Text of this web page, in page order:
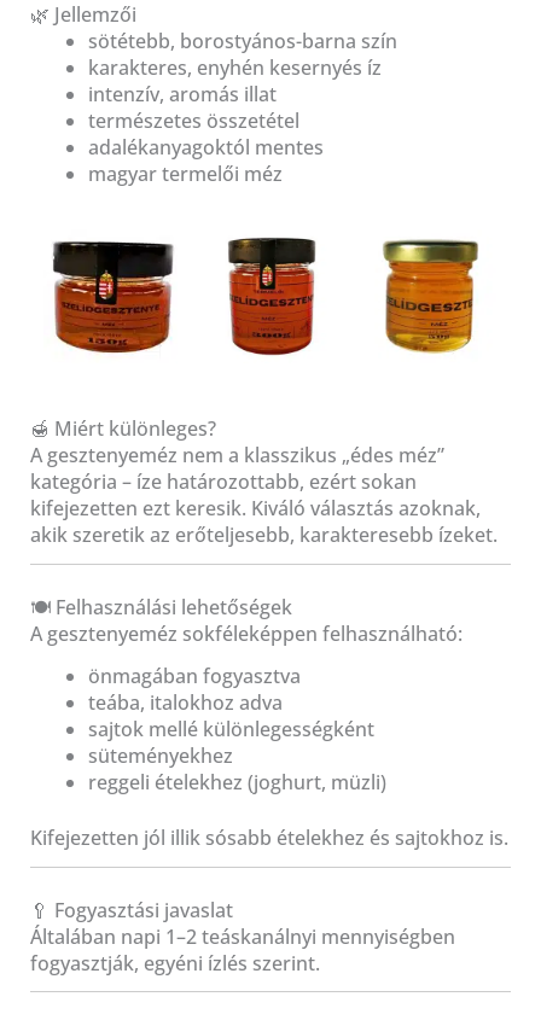
🌿 Jellemzői
sötétebb, borostyános-barna szín
karakteres, enyhén kesernyés íz
intenzív, aromás illat
természetes összetétel
adalékanyagoktól mentes
magyar termelői méz
🍯 Miért különleges?
A gesztenyeméz nem a klasszikus „édes méz”
kategória – íze határozottabb, ezért sokan
kifejezetten ezt keresik. Kiváló választás azoknak,
akik szeretik az erőteljesebb, karakteresebb ízeket.
🍽️ Felhasználási lehetőségek
A gesztenyeméz sokféleképpen felhasználható:
önmagában fogyasztva
teába, italokhoz adva
sajtok mellé különlegességként
süteményekhez
reggeli ételekhez (joghurt, müzli)
Kifejezetten jól illik sósabb ételekhez és sajtokhoz is.
🥄 Fogyasztási javaslat
Általában napi 1–2 teáskanálnyi mennyiségben
fogyasztják, egyéni ízlés szerint.